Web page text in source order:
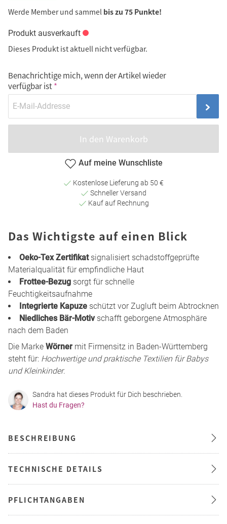
Werde Member und sammel bis zu 75 Punkte!
Produkt ausverkauft
Dieses Produkt ist aktuell nicht verfügbar.
Benachrichtige mich, wenn der Artikel wieder
verfügbar ist
In den Warenkorb
Auf meine Wunschliste
Kostenlose Lieferung ab 50 €
Schneller Versand
Kauf auf Rechnung
Das Wichtigste auf einen Blick
Oeko-Tex Zertifikatsignalisiert schadstoffgeprüfte
Materialqualität für empfindliche Haut
Frottee-Bezug sorgt für schnelle
Feuchtigkeitsaufnahme
Integrierte Kapuze schützt vor Zugluft beim Abtrocknen
Niedliches Bär-Motivschafft geborgene Atmosphäre
nach dem Baden
Die Marke Wörner mit Firmensitz in Baden-Württemberg
steht für: Hochwertige und praktische Textilien für Babys
und Kleinkinder.
Sandra hat dieses Produkt für Dich beschrieben.
Hast du Fragen?
BESCHREIBUNG
TECHNISCHE DETAILS
PFLICHTANGABEN